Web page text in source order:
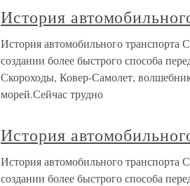
История
История автомобильного транспорта
создании более быстрого способа
Скороходы, Ковер-Самолет,
морей.Сейчас трудно
История
История автомобильного транспорта
создании более быстрого способа